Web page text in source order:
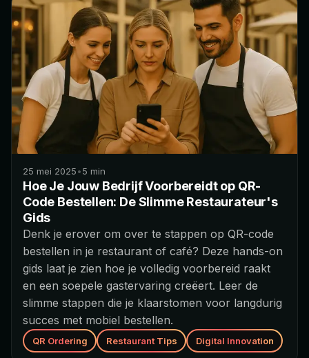
25 mei 2025•5 min
Hoe Je Jouw Bedrijf Voorbereidt op QR-
Code Bestellen: De Slimme Restaurateur's
Gids
Denk je erover om over te stappen op QR-code
bestellen in je restaurant of café? Deze hands-on
gids laat je zien hoe je volledig voorbereid raakt
en een soepele gastervaring creëert. Leer de
slimme stappen die je klaarstomen voor langdurig
succes met mobiel bestellen.
QR Ordering Restaurant Tips Digital Innovation